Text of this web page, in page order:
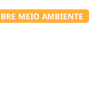
MEIO AMBIENTE